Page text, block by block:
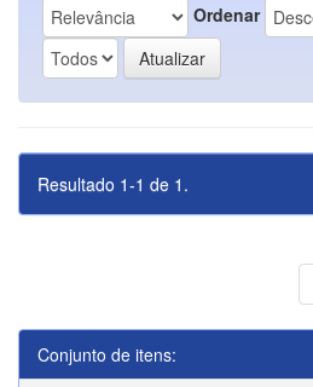
Ordenar
Resultado 1-1 de 1.
Conjunto de itens: